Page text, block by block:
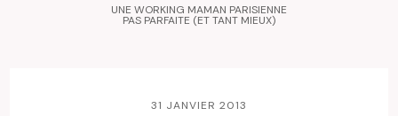
UNE WORKING MAMAN PARISIENNE
PAS PARFAITE (ET TANT MIEUX)
31 JANVIER 2013